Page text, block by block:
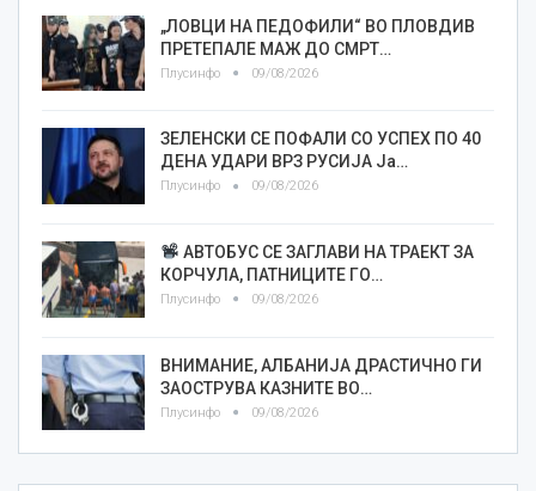
„ЛОВЦИ НА ПЕДОФИЛИ“ ВО ПЛОВДИВ
ПРЕТЕПАЛЕ МАЖ ДО СМРТ…
Плусинфо 09/08/2026
ЗЕЛЕНСКИ СЕ ПОФАЛИ СО УСПЕХ ПО 40
ДЕНА УДАРИ ВРЗ РУСИЈА Ја…
Плусинфо 09/08/2026
АВТОБУС СЕ ЗАГЛАВИ НА ТРАЕКТ ЗА
КОРЧУЛА, ПАТНИЦИТЕ ГО…
Плусинфо 09/08/2026
ВНИМАНИЕ, АЛБАНИЈА ДРАСТИЧНО ГИ
ЗАОСТРУВА КАЗНИТЕ ВО…
Плусинфо 09/08/2026